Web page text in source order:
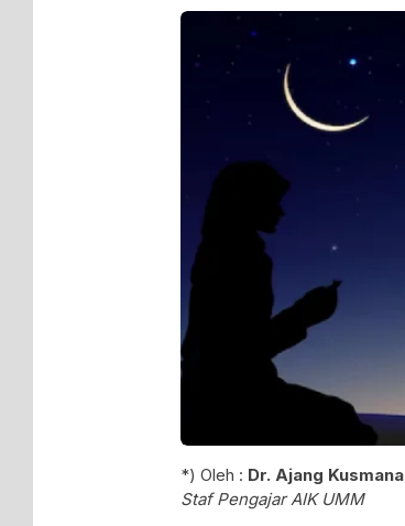
*) Oleh : Dr. Ajang Kusmana
Staf Pengajar AIK UMM